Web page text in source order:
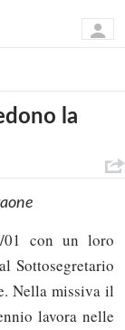
la
01 con un loro
Sottosegretario
Nella missiva il
lavora nelle